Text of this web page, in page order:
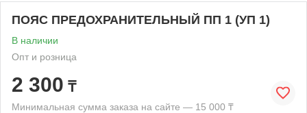
ПОЯС ПРЕДОХРАНИТЕЛЬНЫЙ ПП 1 (УП 1)
В наличии
Опт и розница
2 300 ₸
Минимальная сумма заказа на сайте — 15 000 ₸